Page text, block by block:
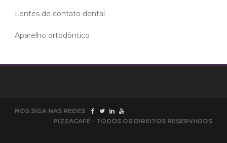
Lentes de contato dental
Aparelho ortodôntico
NOS SIGA NAS REDES
PIZZACAFÉ - TODOS OS DIREITOS RESERVADOS